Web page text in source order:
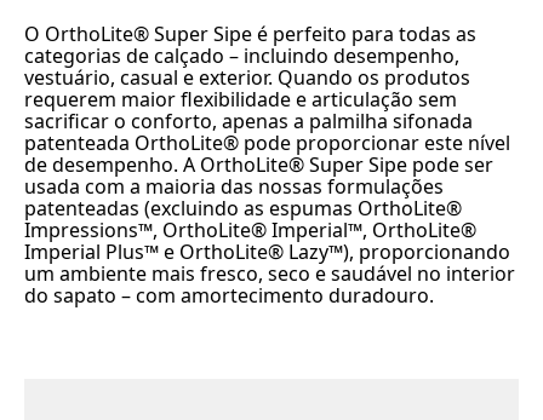
O OrthoLite® Super Sipe é perfeito para todas as
categorias de calçado – incluindo desempenho,
vestuário, casual e exterior. Quando os produtos
requerem maior flexibilidade e articulação sem
sacrificar o conforto, apenas a palmilha sifonada
patenteada OrthoLite® pode proporcionar este nível
de desempenho. A OrthoLite® Super Sipe pode ser
usada com a maioria das nossas formulações
patenteadas (excluindo as espumas OrthoLite®
Impressions™, OrthoLite® Imperial™, OrthoLite®
Imperial Plus™ e OrthoLite® Lazy™), proporcionando
um ambiente mais fresco, seco e saudável no interior
do sapato – com amortecimento duradouro.